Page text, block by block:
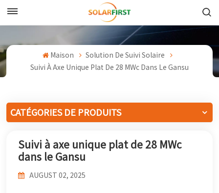
中文
Русский
Maison
Solution De Suivi Solaire
Suivi À Axe Unique Plat De 28 MWc Dans Le Gansu
CATÉGORIES DE PRODUITS
Suivi à axe unique plat de 28 MWc
dans le Gansu
AUGUST 02, 2025